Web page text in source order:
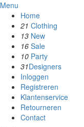
Menu
Home
21 Clothing
13 New
16 Sale
10 Party
31Designers
Inloggen
Registreren
Klantenservice
Retourneren
Contact